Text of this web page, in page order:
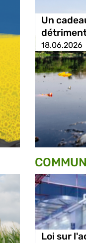
Un
18.06.2026
Loi sur